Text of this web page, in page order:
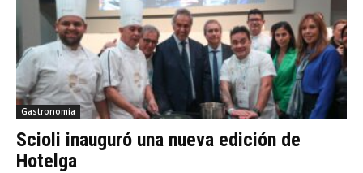
Gastronomía
Scioli inauguró una nueva edición de
Hotelga